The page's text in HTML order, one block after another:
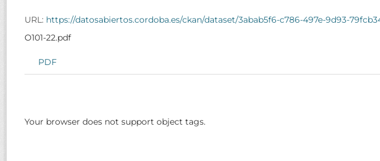
URL: https://datosabiertos.cordoba.es/ckan/dataset/3abab5f6-c786-497e-9d93-
O101-22.pdf
PDF
Your browser does not support object tags.